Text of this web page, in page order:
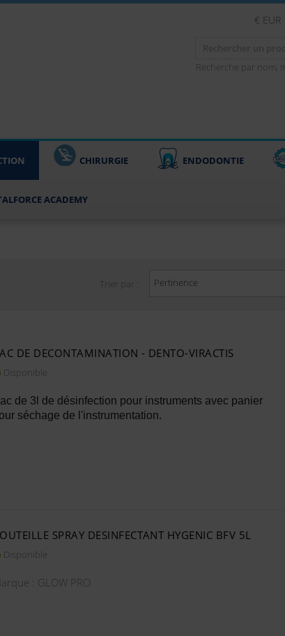
€ EUR
Recherche par nom,
CHIRURGIE ENDODONTIE
ACADEMY
Trier par : Pertinence
DE DECONTAMINATION - DENTO-VIRACTIS
Disponible
de 3l de désinfection pour instruments avec panier
séchage de l'instrumentation.
SPRAY DESINFECTANT HYGENIC BFV 5L
Disponible
: GLOW PRO